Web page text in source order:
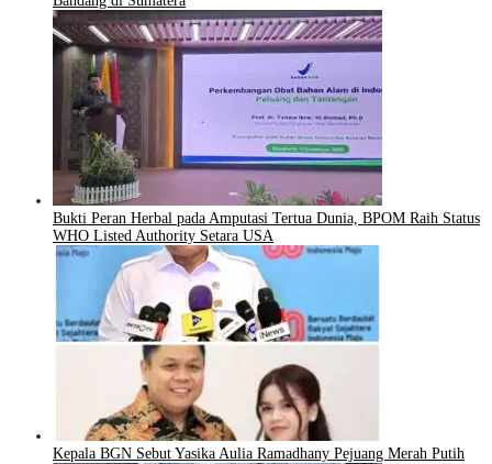
Bukti Peran Herbal pada Amputasi Tertua Dunia, BPOM Raih Status
WHO Listed Authority Setara USA
Kepala BGN Sebut Yasika Aulia Ramadhany Pejuang Merah Putih